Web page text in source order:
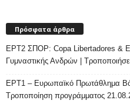
Πρόσφατα άρθρα
ΕΡΤ2 ΣΠΟΡ: Copa Libertadores &
Γυμναστικής Ανδρών |
ΕΡΤ1 – Ευρωπαϊκό Πρωτάθλημα
Τροποποίηση προγράμματος